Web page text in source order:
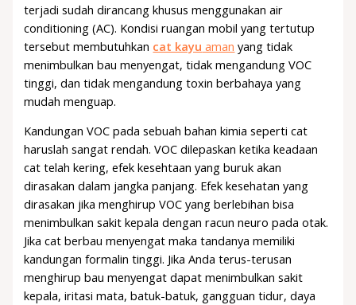
terjadi sudah dirancang khusus menggunakan air
conditioning (AC). Kondisi ruangan mobil yang tertutup
tersebut membutuhkan cat kayu aman yang tidak
menimbulkan bau menyengat, tidak mengandung VOC
tinggi, dan tidak mengandung toxin berbahaya yang
mudah menguap.
Kandungan VOC pada sebuah bahan kimia seperti cat
haruslah sangat rendah. VOC dilepaskan ketika keadaan
cat telah kering, efek kesehtaan yang buruk akan
dirasakan dalam jangka panjang. Efek kesehatan yang
dirasakan jika menghirup VOC yang berlebihan bisa
menimbulkan sakit kepala dengan racun neuro pada otak.
Jika cat berbau menyengat maka tandanya memiliki
kandungan formalin tinggi. Jika Anda terus-terusan
menghirup bau menyengat dapat menimbulkan sakit
kepala, iritasi mata, batuk-batuk, gangguan tidur, daya